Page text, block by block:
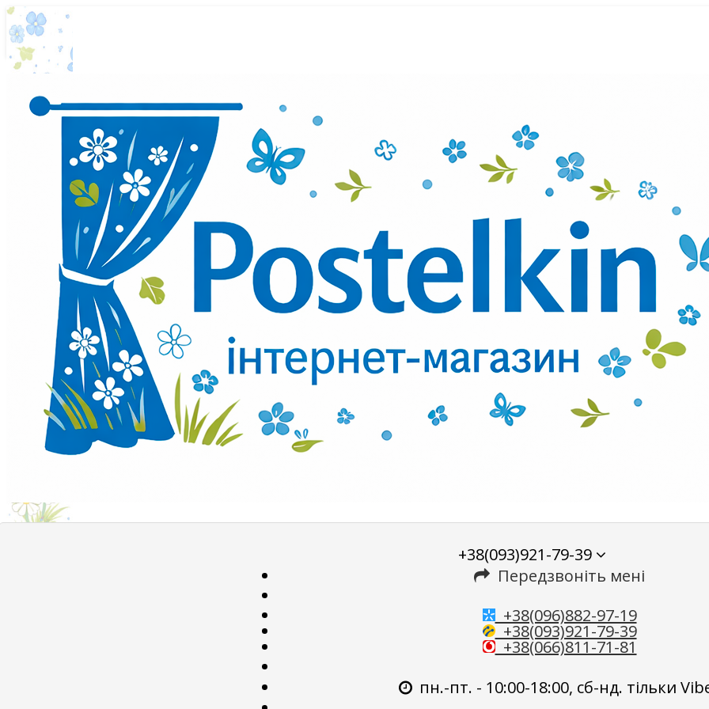
+38(093)921-79-39
Передзвоніть мені
+38(096)882-97-19
+38(093)921-79-39
+38(066)811-71-81
пн.-пт. - 10:00-18:00, сб-нд. тільки